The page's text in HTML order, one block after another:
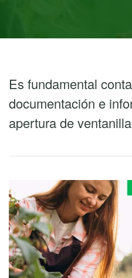
Es fundamental
documentación e
apertura de ventanilla